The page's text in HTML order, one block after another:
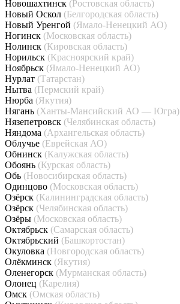
Новошахтинск (Ростовская область)
Новый Оскол (Белгородская область)
Новый Уренгой (Ямало-Ненецкий АО)
Ногинск (Московская область)
Нолинск (Кировская область)
Норильск (Красноярский край)
Ноябрьск (Ямало-Ненецкий АО)
Нурлат (Татарстан)
Нытва (Пермский край)
Нюрба (Якутия)
Нягань (Ханты-Мансийский АО — Югра)
Нязепетровск (Челябинская область)
Няндома (Архангельская область)
Облучье (Еврейская АО)
Обнинск (Калужская область)
Обоянь (Курская область)
Обь (Новосибирская область)
Одинцово (Московская область)
Озёрск (Калининградская область)
Озёрск (Челябинская область)
Озёры (Московская область)
Октябрьск (Самарская область)
Октябрьский (Башкортостан)
Окуловка (Новгородская область)
Олёкминск (Якутия)
Оленегорск (Мурманская область)
Олонец (Карелия)
Омск (Омская область)